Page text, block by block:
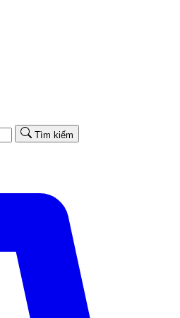
Tìm kiếm